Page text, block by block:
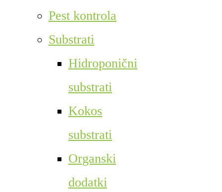
Pest kontrola
Substrati
Hidroponični
substrati
Kokos
substrati
Organski
dodatki